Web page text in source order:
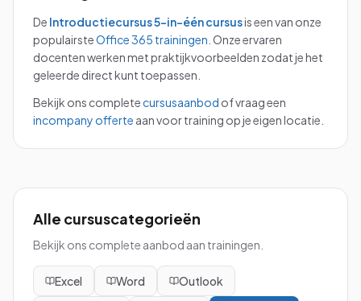
De Introductiecursus 5-in-ééncursusis een van onze
populairsteOffice 365 trainingen Onze ervaren
docenten werken met praktijkvoorbeelden zodat je het
geleerde direct kunt toepassen.
Bekijk ons completecursusaanbod of vraag een
incompany offerte aan voor training op je eigen locatie.
Alle cursuscategorieën
Bekijk ons complete aanbod aan trainingen.
Excel Word Outlook